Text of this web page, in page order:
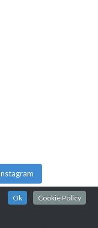
Ok Cookie Policy